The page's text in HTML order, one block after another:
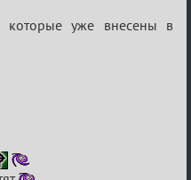
которые уже внесены в